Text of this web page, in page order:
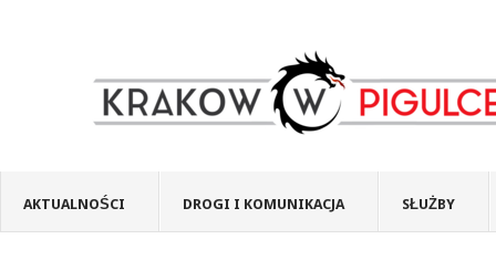
AKTUALNOŚCI DROGI I KOMUNIKACJA SŁUŻBY